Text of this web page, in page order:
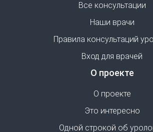
Все консультации
Наши врачи
Правила консультаций
Вход для врачей
О проекте
О проекте
Это интересно
Одной строкой об